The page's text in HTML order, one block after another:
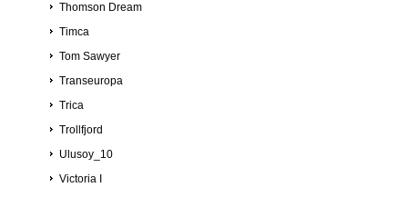
Thomson Dream
Timca
Tom Sawyer
Transeuropa
Trica
Trollfjord
Ulusoy_10
Victoria I